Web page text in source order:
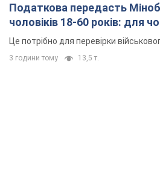
Податкова передасть
чоловіків 18-60 років: для
Це потрібно для перевірки
3 години тому 13,5 т.